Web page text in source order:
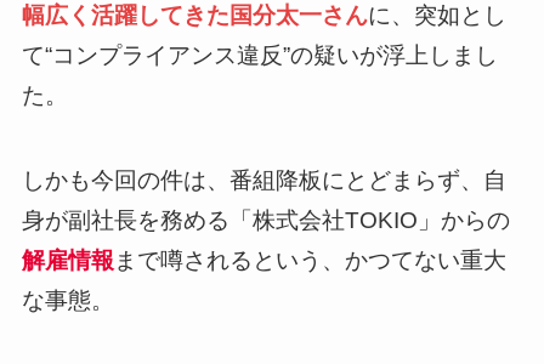
幅広く活躍してきた国分太一さんに、突如とし
て“コンプライアンス違反”の疑いが浮上しまし
た。
しかも今回の件は、番組降板にとどまらず、自
身が副社長を務める「株式会社TOKIO」からの
解雇情報まで噂されるという、かつてない重大
な事態。